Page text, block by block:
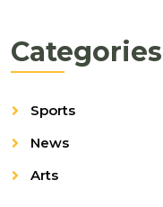
Categories
Sports
News
Arts